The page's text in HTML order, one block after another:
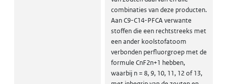
combinaties van deze producten.
Aan C9-C14-PFCA verwante
stoffen die een rechtstreeks met
een ander koolstofatoom
verbonden perfluorgroep met de
formule CnF2n+1 hebben,
waarbij n = 8, 9, 10, 11, 12 of 13,